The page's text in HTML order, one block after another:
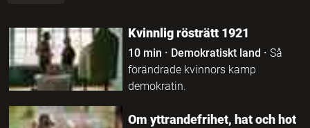
175 program hittades Kvinnlig rösträtt 1921
10 min · Demokratiskt land · Så
förändrade kvinnors kamp
demokratin.
Om yttrandefrihet, hat och hot